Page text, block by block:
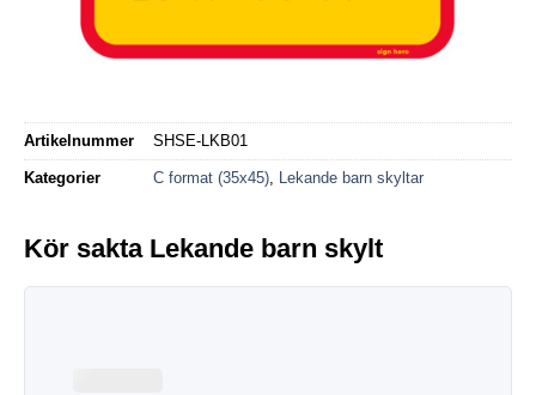
Artikelnummer SHSE-LKB01
Kategorier C format (35x45) Lekande barn skyltar
Kör sakta Lekande barn skylt